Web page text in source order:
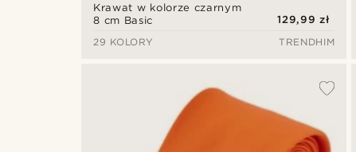
Krawat w kolorze czarnym
8 cm Basic
129,99 zł
29 KOLORY
TRENDHIM